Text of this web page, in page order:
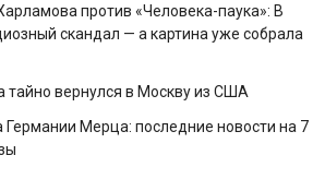
против «Человека-паука»: В
скандал — а картина уже собрала
вернулся в Москву из США
Германии Мерца: последние новости на 7